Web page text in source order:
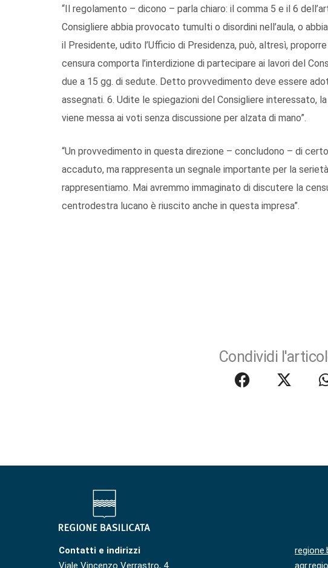
“Il regolamento – dicono – parla chiaro: il comma 5 e il 6
Consigliere abbia provocato tumulti o disordini nell’aula, o
il Presidente, udito l’Ufficio di Presidenza, può, altresì,
censura comporta l’interdizione di partecipare ai lavori del
due a 15 gg. di sedute. Detto provvedimento deve essere
assegnati. 6. Udite le spiegazioni del Consigliere interessato,
viene messa ai voti senza discussione per alzata di mano”.
“Un provvedimento in questa direzione – concludono – di
accaduto, ma rappresenta un segnale importante per la
rappresentiamo. Mai avremmo immaginato di discutere la
centrodestra lucano è riuscito anche in questa impresa”.
Condividi
Contatti e indirizzi
Viale Vincenzo Verrastro, 4